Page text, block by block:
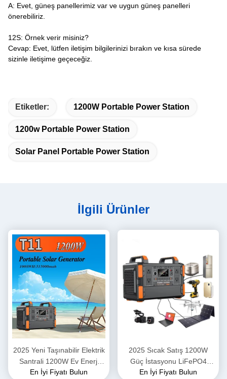
A: Evet, güneş panellerimiz var ve uygun güneş panelleri
önerebiliriz.
12S: Örnek verir misiniz?
Cevap: Evet, lütfen iletişim bilgilerinizi bırakın ve kısa sürede
sizinle iletişime geçeceğiz.
Etiketler: 1200W Portable Power Station
1200w Portable Power Station
Solar Panel Portable Power Station
İlgili Ürünler
2025 Yeni Taşınabilir Elektrik
Santrali 1200W Ev Enerji
Depolaması ile 1008Wh
En İyi Fiyatı Bulun
2025 Sıcak Satış 1200W
Güç İstasyonu LiFePO4
Batarya Bankası Mobil
En İyi Fiyatı Bulun